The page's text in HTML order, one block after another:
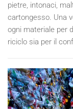
pietre, intonaci,
cartongesso. Una
ogni materiale per
riciclo sia per il